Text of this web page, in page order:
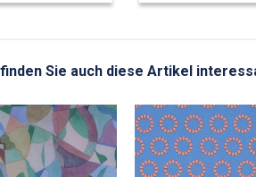
Sie auch diese Artikel